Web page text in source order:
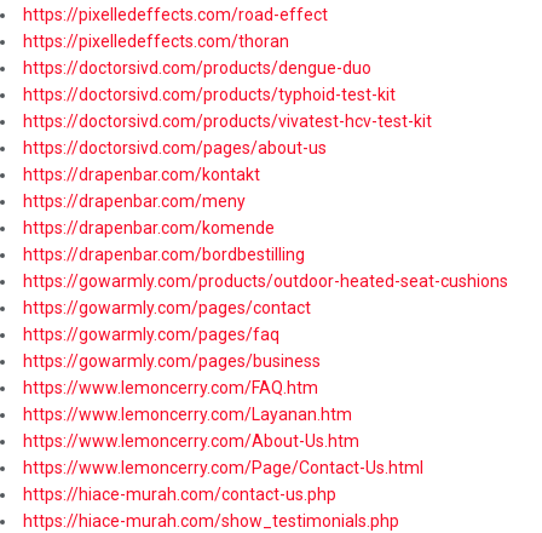
https://pixelledeffects.com/road-effect
https://pixelledeffects.com/thoran
https://doctorsivd.com/products/dengue-duo
https://doctorsivd.com/products/typhoid-test-kit
https://doctorsivd.com/products/vivatest-hcv-test-kit
https://doctorsivd.com/pages/about-us
https://drapenbar.com/kontakt
https://drapenbar.com/meny
https://drapenbar.com/komende
https://drapenbar.com/bordbestilling
https://gowarmly.com/products/outdoor-heated-seat-cushions
https://gowarmly.com/pages/contact
https://gowarmly.com/pages/faq
https://gowarmly.com/pages/business
https://www.lemoncerry.com/FAQ.htm
https://www.lemoncerry.com/Layanan.htm
https://www.lemoncerry.com/About-Us.htm
https://www.lemoncerry.com/Page/Contact-Us.html
https://hiace-murah.com/contact-us.php
https://hiace-murah.com/show_testimonials.php